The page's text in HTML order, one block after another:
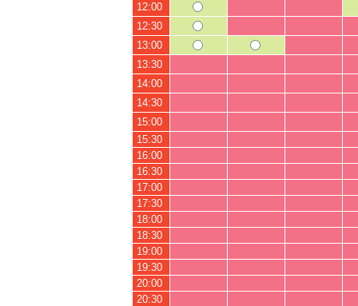
12:00
12:30
13:00
13:30
14:00
14:30
15:00
15:30
16:00
16:30
17:00
17:30
18:00
18:30
19:00
19:30
20:00
20:30